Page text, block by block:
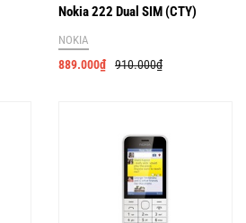
Nokia 222 Dual SIM (CTY)
NOKIA
889.000₫ 910.000₫